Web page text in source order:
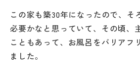
この家も築30年になったので、そ
必要かなと思っていて、その頃、
こともあって、お風呂をバリアフ
ました。